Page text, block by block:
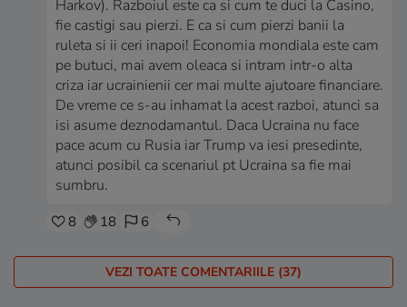
Harkov). Razboiul este ca si cum te duci la Casino,
fie castigi sau pierzi. E ca si cum pierzi banii la
ruleta si ii ceri inapoi! Economia mondiala este cam
pe butuci, mai avem oleaca si intram intr-o alta
criza iar ucrainienii cer mai multe ajutoare financiare.
De vreme ce s-au inhamat la acest razboi, atunci sa
isi asume deznodamantul. Daca Ucraina nu face
pace acum cu Rusia iar Trump va iesi presedinte,
atunci posibil ca scenariul pt Ucraina sa fie mai
sumbru.
8 18 6
VEZI TOATE COMENTARIILE (37)